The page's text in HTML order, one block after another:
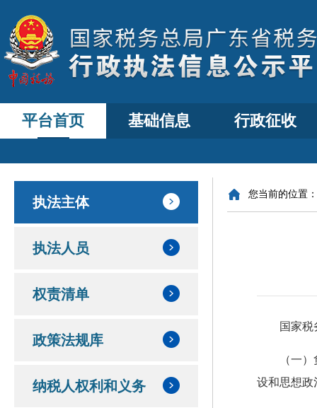
平台首页 基础信息 行政征收
执法主体
执法人员
权责清单
政策法规库
纳税人权利和义务
您当前的位置
国家
（一
设和思想政